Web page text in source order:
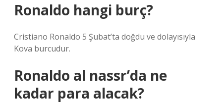
Ronaldo hangi burç?
Cristiano Ronaldo 5 Şubat’ta doğdu ve dolayısıyla
Kova burcudur.
Ronaldo al nassr’da ne
kadar para alacak?